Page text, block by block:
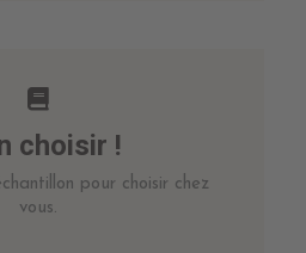
choisir !
pour choisir chez
vous.